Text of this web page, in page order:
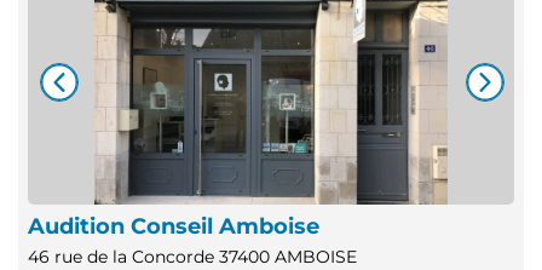
Audition Conseil Amboise
46 rue de la Concorde 37400 AMBOISE